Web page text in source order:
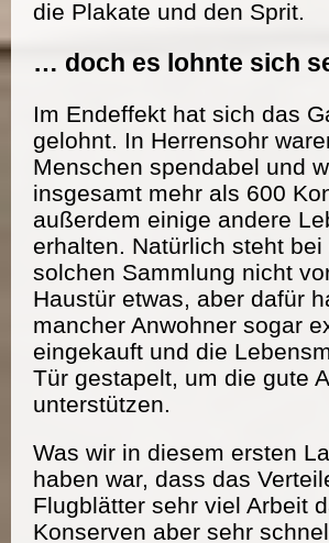
die Plakate und den Sprit.
… doch es lohnte sich
Im Endeffekt hat sich das
gelohnt. In Herrensohr
Menschen spendabel und
insgesamt mehr als 600
außerdem einige andere
erhalten. Natürlich steht bei
solchen Sammlung nicht
Haustür etwas, aber dafür
mancher Anwohner sogar
eingekauft und die
Tür gestapelt, um die gute
unterstützen.
Was wir in diesem ersten
haben war, dass das
Flugblätter sehr viel Arbeit
Konserven aber sehr